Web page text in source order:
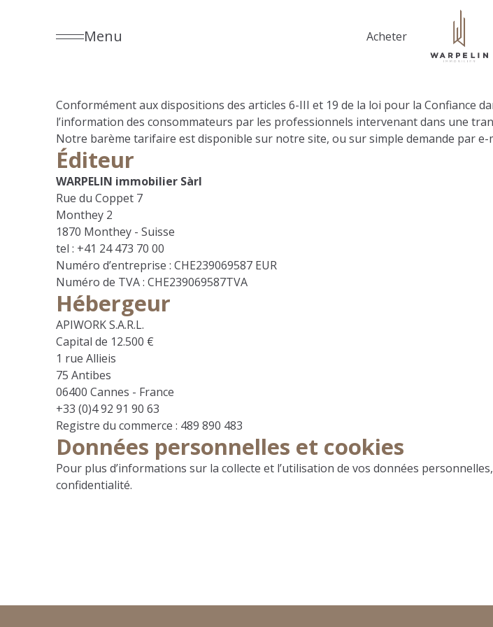
Menu Acheter
Conformément aux dispositions des articles 6-III et 19 de la loi pour la Confiance
l’information des consommateurs par les professionnels intervenant dans une
Notre barème tarifaire est disponible sur notre site, ou sur simple demande par
Éditeur
WARPELIN immobilier Sàrl
Rue du Coppet 7
Monthey 2
1870 Monthey - Suisse
tel : +41 24 473 70 00
Numéro d’entreprise : CHE239069587 EUR
Numéro de TVA : CHE239069587TVA
Hébergeur
APIWORK S.A.R.L.
Capital de 12.500 €
1 rue Allieis
75 Antibes
06400 Cannes - France
+33 (0)4 92 91 90 63
Registre du commerce : 489 890 483
Données personnelles et cookies
Pour plus d’informations sur la collecte et l’utilisation de vos données
confidentialité.